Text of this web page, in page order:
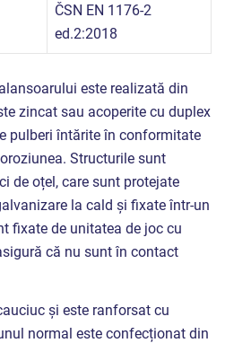
ČSN EN 1176-2
ed.2:2018
este realizată din
zincat sau acoperite cu duplex
pulberi întărite în conformitate
Structurile sunt
de oțel, care sunt protejate
la cald și fixate într-un
fixate de unitatea de joc cu
că nu sunt în contact
și este ranforsat cu
normal este confecționat din